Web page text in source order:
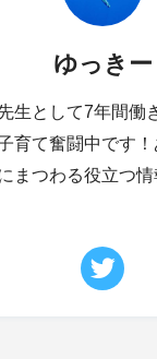
ゆっきー
生として7年間働
育て奮闘中です！
まつわる役立つ情